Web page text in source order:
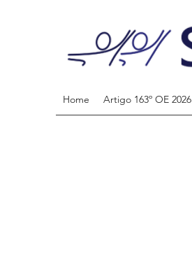
Home Artigo 163º OE 2026